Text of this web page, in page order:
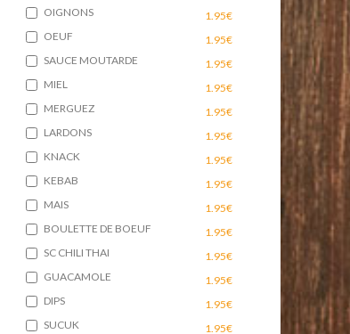
OIGNONS
1.95€
OEUF
1.95€
SAUCE MOUTARDE
1.95€
MIEL
1.95€
MERGUEZ
1.95€
LARDONS
1.95€
KNACK
1.95€
KEBAB
1.95€
MAIS
1.95€
BOULETTE DE BOEUF
1.95€
SC CHILI THAI
1.95€
GUACAMOLE
1.95€
DIPS
1.95€
SUCUK
1.95€